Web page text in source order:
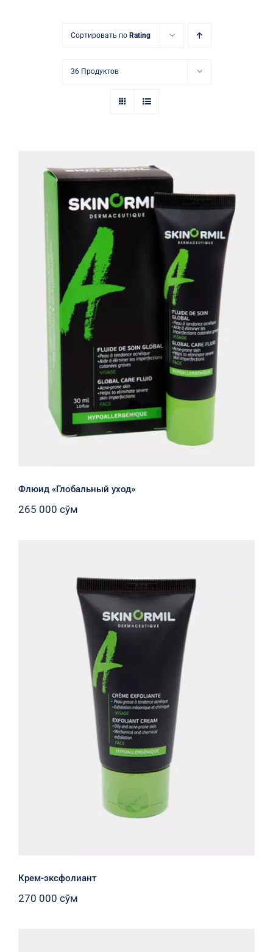
Сортировать по Rating
36 Продуктов
Флюид «Глобальный уход»
Флюид «Глобальный уход»
265 000 сўм
Крем-эксфолиант
Крем-эксфолиант
270 000 сўм